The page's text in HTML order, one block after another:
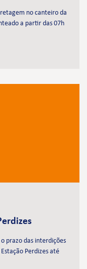
no canteiro da
a partir das 07h
prazo das interdições
Perdizes até